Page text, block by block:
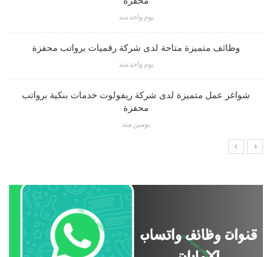
يوم واحد منذ
وظائف متميزة متاحة لدى شركة رقميات برواتب محفزة
يوم واحد منذ
شواغر عمل متميزة لدى شركة ريفولوت خدمات بنكية برواتب
محفزة
يومين منذ